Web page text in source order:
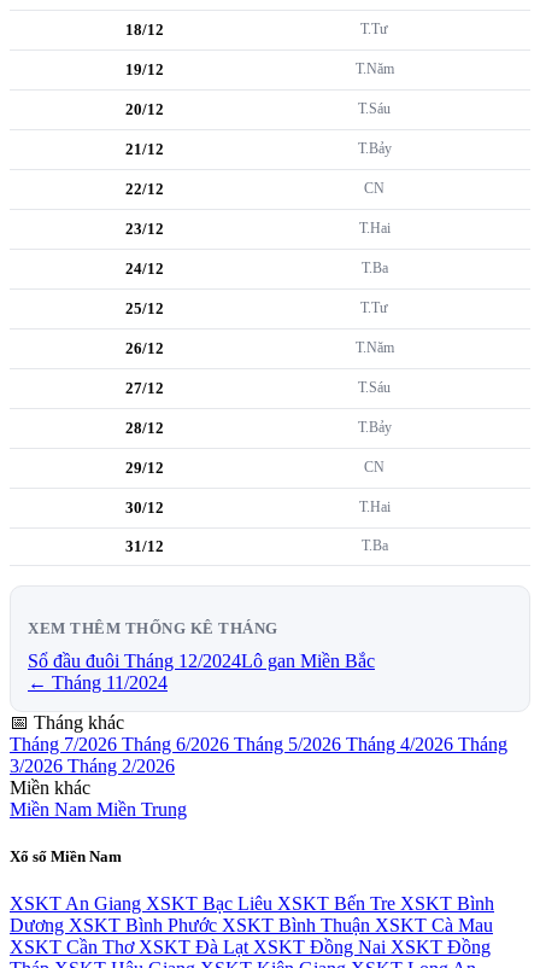
18/12 T.Tư
19/12 T.Năm
20/12 T.Sáu
21/12 T.Bảy
22/12 CN
23/12 T.Hai
24/12 T.Ba
25/12 T.Tư
26/12 T.Năm
27/12 T.Sáu
28/12 T.Bảy
29/12 CN
30/12 T.Hai
31/12 T.Ba
XEM THÊM THỐNG KÊ THÁNG
Sổ đầu đuôi Tháng 12/2024Lô gan Miền Bắc
← Tháng 11/2024
📅 Tháng khác
Tháng 7/2026 Tháng 6/2026 Tháng 5/2026 Tháng 4/2026 Tháng
3/2026 Tháng 2/2026
Miền khác
Miền Nam Miền Trung
Xổ số Miền Nam
XSKT An Giang XSKT Bạc Liêu XSKT Bến Tre XSKT Bình
Dương XSKT Bình Phước XSKT Bình Thuận XSKT Cà Mau
XSKT Cần Thơ XSKT Đà Lạt XSKT Đồng Nai XSKT Đồng